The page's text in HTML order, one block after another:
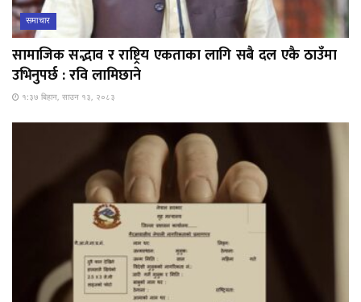
समाचार
सामाजिक सद्भाव र राष्ट्रिय एकताका लागि सबै दल एकै ठाउँमा
उभिनुपर्छ : रवि लामिछाने
१:३७ बिहान, साउन १३, २०८३